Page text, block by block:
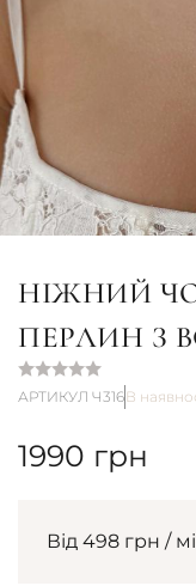
НІЖНИЙ
ПЕРЛИН З
АРТИКУЛ Ч316В
1990 грн
Від 498 грн /